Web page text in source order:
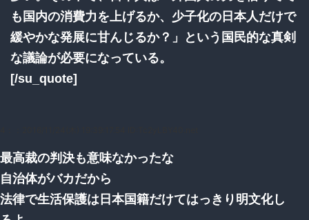
も国内の消費力を上げるか、少子化の日本人だけで
緩やかな発展に甘んじるか？」という国民的な真剣
な議論が必要になっている。
[/su_quote]
最高裁の判決も意味なかったな
自治体がバカだから
法律で生活保護は日本国籍だけてはっきり明文化し